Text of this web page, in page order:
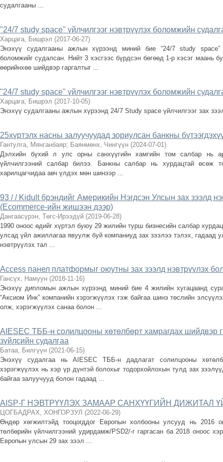
судалгааны ...
"24/7 study space" үйлчилгээг нэвтрүүлэх боломжийн
Харцага, Бишрэл (2017-06-27)
Энэхүү судалгааны ажлын хүрээнд миний бие “24/7 study space”
боломжийг судалсан. Нийт 3 хэсгээс бүрдсэн бөгөөд 1-р хэсэг маань
өөрийнхөө шийдвэр гаргалтыг ...
"24/7 study space" үйлчилгээг нэвтрүүлэх боломжийн
Харцага, Бишрэл (2017-10-05)
Энэхүү судалгааны ажлын хүрээнд 24/7 Study space үйлчилгээг зах
25хүртэлх насны залуучуудад зориулсан банкны
Гантулга, Мянганбаяр; Баянмөнх, Чингүүн (2024-07-01)
Дэлхийн бүхий л улс орны санхүүгийн хамгийн том салбар нь
үйлчилгээний салбар билээ. Банкны салбар нь хурдацтай өсөж
харилцагчидаа авч үлдэх мөн шинээр ...
93 / / Kidult брэндийг Америкийн Нэгдсэн Улсын зах зээлд
(Ecommerce-ийн жишээн дээр)
Дангаасүрэн, Төгс-Ирээдүй (2019-06-28)
1990 оноос өдийг хүртэл буюу 29 жилийн турш бизнесийн салбар
улсад үйл ажиллагаа явуулж буй компаниуд зах зээлээ тэлэх, гадаад
нэвтрүүлэх тал ...
Access панел платформыг оюутны зах зээлд нэвтрүүлэх
Гансүх, Намуун (2018-11-16)
Энэхүү дипломын ажлын хүрээнд миний бие 4 жилийн хугацаанд
“Аксиом Инк” компанийн хэрэгжүүлэх гэж байгаа шинэ төслийн
олж, хэрэгжүүлэх санаа болон ...
AIESEC ТББ-н солилцооны хөтөлбөрт хамрагдах шийдвэр
зүйлсийн судалгаа
Батаа, Билгүүн (2021-06-15)
Энэхүү судалгаа нь AIESEC ТББ-н дадлагат солилцооны
хэрэгжүүлэх нь хэр үр дүнтэй болохыг тодорхойлохын тулд зах
байгаа залуучууд болон гадаад ...
AISP-Г НЭВТРҮҮЛЭХ ЗАМААР САНХҮҮГИЙН ДИЖИТАЛ
ЦОГБАДРАХ, ХОНГОРЗУЛ (2022-06-29)
Өндөр хөгжилтэйд тооцогддог Европын холбооны улсууд нь 2016
төлбөрийн үйлчилгээний удирдамж/PSD2/-г гаргасан ба 2018 оноос
Европын улсын 29 зах зээл ...